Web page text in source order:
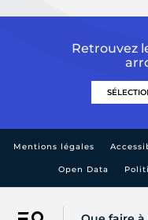
Retrouvez
Mentions légales
Open Data